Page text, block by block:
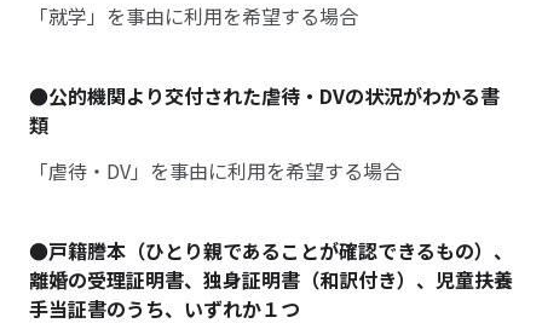
「就学」を事由に利用を希望する場合
●公的機関より交付された虐待・DVの状況がわかる書
類
「虐待・DV」を事由に利用を希望する場合
●戸籍謄本（ひとり親であることが確認できるもの）、
離婚の受理証明書、独身証明書（和訳付き）、児童扶養
手当証書のうち、いずれか１つ